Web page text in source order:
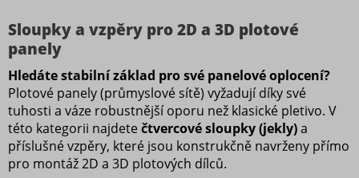
170 cm
180 cm
200 cm
220 cm
240 cm
260 cm
Sloupky a vzpěry pro 2D a 3D plotové
panely
Hledáte stabilní základ pro své panelové oplocení?
Plotové panely (průmyslové sítě) vyžadují díky své
tuhosti a váze robustnější oporu než klasické pletivo. V
této kategorii najdetečtvercové sloupky (jekly)a
příslušné vzpěry, které jsou konstrukčně navrženy přímo
pro montáž 2D a 3D plotových dílců.